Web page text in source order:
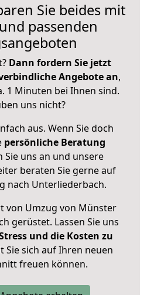
Sie beides mit
passenden
Dann fordern Sie jetzt
Angebote an,
1 Minuten bei Ihnen sind.
uns nicht?
aus. Wenn Sie doch
persönliche Beratung
Sie uns an und unsere
beraten Sie gerne auf
nach Unterliederbach.
von Umzug von Münster
gerüstet. Lassen Sie uns
und die Kosten zu
Sie sich auf Ihren neuen
freuen können.